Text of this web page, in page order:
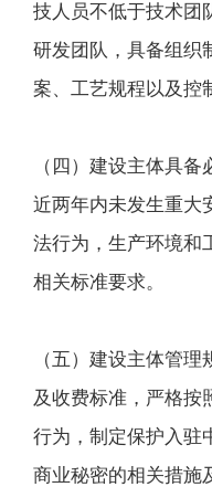
技人员不低于技术团
研发团队，具备组织
案、工艺规程以及控
（四）建设主体具
近两年内未发生重大
法行为，生产环境和
相关标准要求。
（五）建设主体管
及收费标准，严格按
行为，制定保护入驻
商业秘密的相关措施